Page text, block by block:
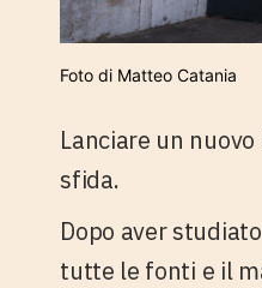
Foto di Matteo Catania
Lanciare un
sfida.
Dopo aver
tutte le fonti e il